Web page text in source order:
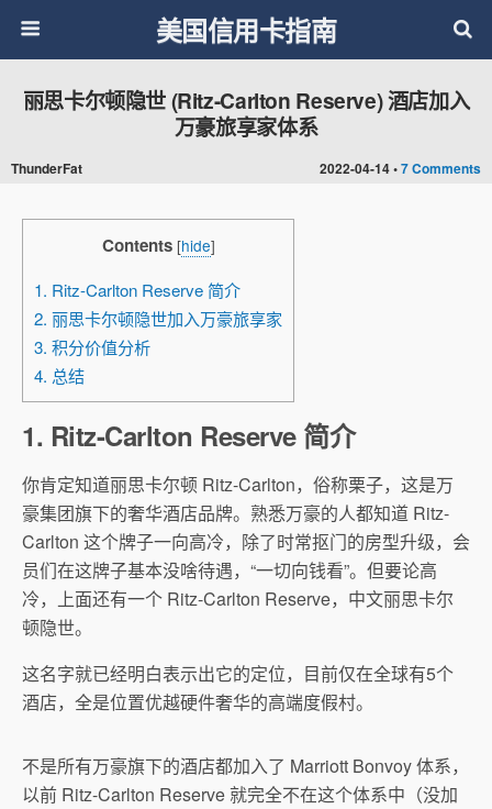
美国信用卡指南
2022-04-14 •7 Comments
丽思卡尔顿隐世 (Ritz-Carlton Reserve) 酒店加入
万豪旅享家体系
ThunderFat
Contents [hide]
1. Ritz-Carlton Reserve 简介
2. 丽思卡尔顿隐世加入万豪旅享家
3. 积分价值分析
4. 总结
1. Ritz-Carlton Reserve 简介
你肯定知道丽思卡尔顿 Ritz-Carlton，俗称栗子，这是万
豪集团旗下的奢华酒店品牌。熟悉万豪的人都知道 Ritz-
Carlton 这个牌子一向高冷，除了时常抠门的房型升级，会
员们在这牌子基本没啥待遇，“一切向钱看”。但要论高
冷，上面还有一个 Ritz-Carlton Reserve，中文丽思卡尔
顿隐世。
这名字就已经明白表示出它的定位，目前仅在全球有5个
酒店，全是位置优越硬件奢华的高端度假村。
不是所有万豪旗下的酒店都加入了 Marriott Bonvoy 体系，
以前 Ritz-Carlton Reserve 就完全不在这个体系中（没加